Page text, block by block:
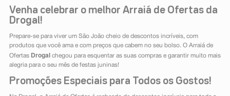
Venha celebrar o melhor Arraiá de Ofertas da
Drogal!
Prepare-se para viver um São João cheio de descontos incríveis, com
produtos que você ama e com preços que cabem no seu bolso. O Arraiá de
Ofertas Drogal chegou para esquentar as suas compras e garantir muito mais
alegria para o seu mês de festas juninas!
Promoções Especiais para Todos os Gostos!